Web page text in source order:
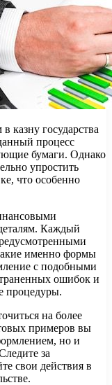
казну государства
процесс
бумаги. Однако
упростить
что особенно
Каждый
именно формы
с подобными
ошибок и
процедуры.
на более
примеров вы
но и
за
свои действия в